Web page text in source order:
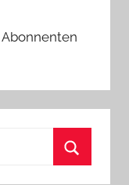
Abonnenten